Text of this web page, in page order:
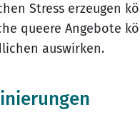
Stress erzeugen
queere Angebote
auswirken.